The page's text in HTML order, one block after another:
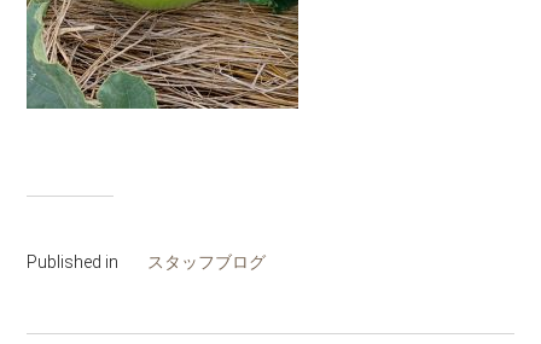
Published in スタッフブログ